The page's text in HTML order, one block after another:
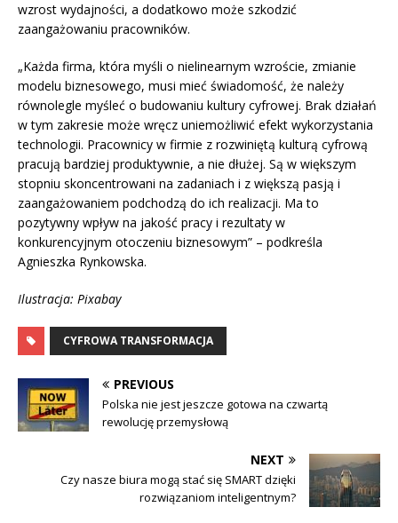
wzrost wydajności, a dodatkowo może szkodzić
zaangażowaniu pracowników.
„Każda firma, która myśli o nielinearnym wzroście, zmianie
modelu biznesowego, musi mieć świadomość, że należy
równolegle myśleć o budowaniu kultury cyfrowej. Brak działań
w tym zakresie może wręcz uniemożliwić efekt wykorzystania
technologii. Pracownicy w firmie z rozwiniętą kulturą cyfrową
pracują bardziej produktywnie, a nie dłużej. Są w większym
stopniu skoncentrowani na zadaniach i z większą pasją i
zaangażowaniem podchodzą do ich realizacji. Ma to
pozytywny wpływ na jakość pracy i rezultaty w
konkurencyjnym otoczeniu biznesowym” – podkreśla
Agnieszka Rynkowska.
Ilustracja: Pixabay
CYFROWA TRANSFORMACJA
PREVIOUS
Polska nie jest jeszcze gotowa na czwartą
rewolucję przemysłową
NEXT
Czy nasze biura mogą stać się SMART dzięki
rozwiązaniom inteligentnym?